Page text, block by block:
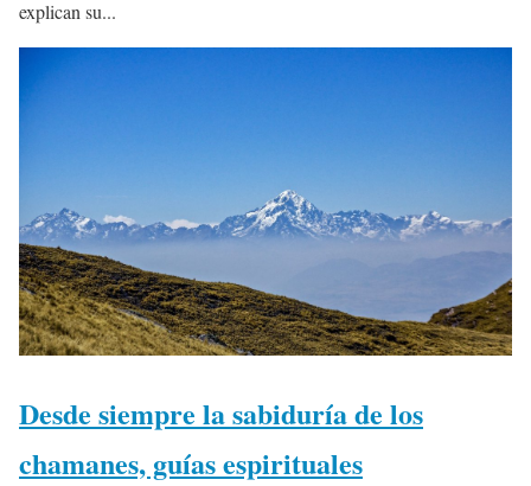
explican su...
Desde siempre la sabiduría de los
chamanes, guías espirituales